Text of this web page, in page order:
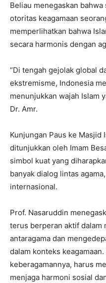
Beliau menegaskan
otoritas keagamaan
memperlihatkan bahwa
secara harmonis dengan
“Di tengah gejolak global
ekstremisme, Indonesia
menunjukkan wajah Islam
Dr. Amr.
Kunjungan Paus ke Masjid
ditunjukkan oleh Imam
simbol kuat yang
banyak dialog lintas
internasional.
Prof. Nasaruddin
terus berperan aktif dalam
antaragama dan
dalam konteks
keberagamannya, harus
menjaga harmoni sosial